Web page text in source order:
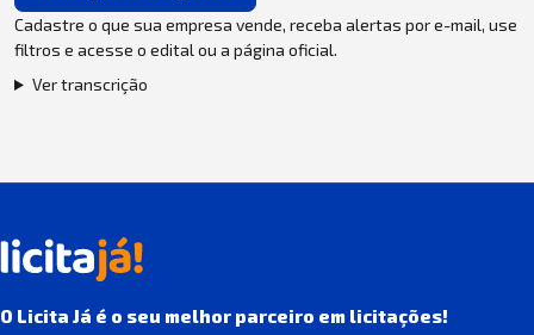
Cadastre o que sua empresa vende, receba alertas por e-mail, use
filtros e acesse o edital ou a página oficial.
Ver transcrição
O Licita Já é o seu melhor parceiro em licitações!